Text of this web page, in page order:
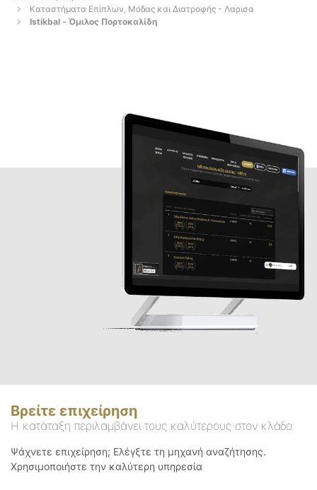
Καταστήματα Επίπλων, Μόδας και Διατροφής - Λαρισα
Istikbal - Όμιλος Πορτοκαλίδη
Βρείτε επιχείρηση
Η κατάταξη περιλαμβάνει τους καλύτερους στον κλάδο
Ψάχνετε επιχείρηση; Ελέγξτε τη μηχανή αναζήτησης.
Χρησιμοποιήστε την καλύτερη υπηρεσία